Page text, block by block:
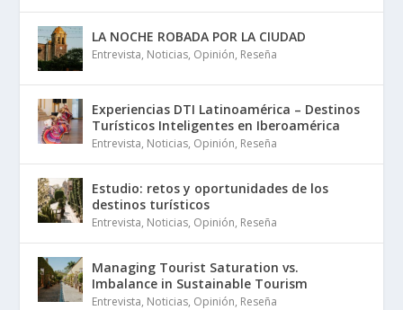
LA NOCHE ROBADA POR LA CIUDAD
Entrevista, Noticias, Opinión, Reseña
Experiencias DTI Latinoamérica – Destinos
Turísticos Inteligentes en Iberoamérica
Entrevista, Noticias, Opinión, Reseña
Estudio: retos y oportunidades de los
destinos turísticos
Entrevista, Noticias, Opinión, Reseña
Managing Tourist Saturation vs.
Imbalance in Sustainable Tourism
Entrevista, Noticias, Opinión, Reseña